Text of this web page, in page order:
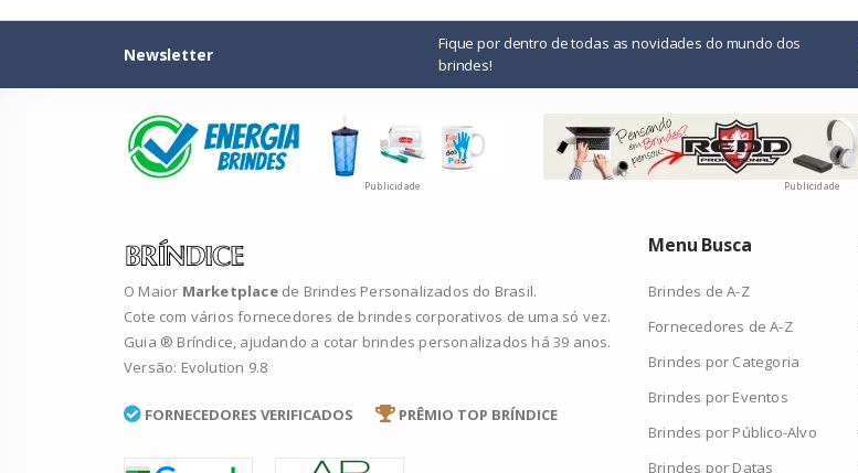
Newsletter
Fique por dentro de todas as novidades do mundo dos
brindes!
Publicidade Publicidade
O Maior Marketplace de Brindes Personalizados do Brasil.
Cote com vários fornecedores de brindes corporativos de uma só vez.
Guia ® Bríndice, ajudando a cotar brindes personalizados há 39 anos.
Versão: Evolution 9.8
FORNECEDORES VERIFICADOS PRÊMIO TOP BRÍNDICE
Menu Busca
Brindes de A-Z
Fornecedores de A-Z
Brindes por Categoria
Brindes por Eventos
Brindes por Público-Alvo
Brindes por Datas